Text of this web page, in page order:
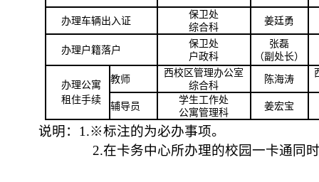
办理车辆出入证
保卫处
综合科
姜廷勇
办理户籍落户
保卫处
户政科
张磊
（副处长）
办理公寓
租住手续
教师
西校区管理办公室
综合科
陈海涛
辅导员
学生工作处
公寓管理科
姜宏宝
说明： 1.※标注的为必办事项。
2.在卡务中心所办理的校园一卡通同